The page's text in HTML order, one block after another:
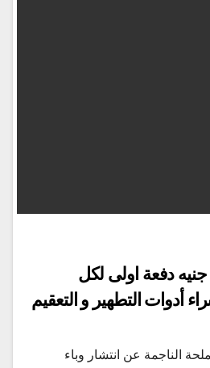
: 100 الف جنيه دفعة اولى لكل
التطهير و التعقيم
الناجمة عن انتشار وباء